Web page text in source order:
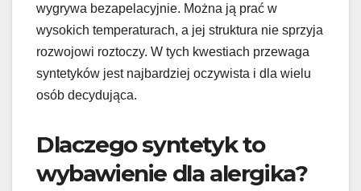
wygrywa bezapelacyjnie. Można ją prać w
wysokich temperaturach, a jej struktura nie sprzyja
rozwojowi roztoczy. W tych kwestiach przewaga
syntetyków jest najbardziej oczywista i dla wielu
osób decydująca.
Dlaczego syntetyk to
wybawienie dla alergika?